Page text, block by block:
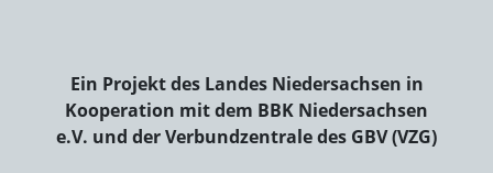
Ein Projekt des Landes Niedersachsen in
Kooperation mit dem BBK Niedersachsen
e.V. und der Verbundzentrale des GBV (VZG)